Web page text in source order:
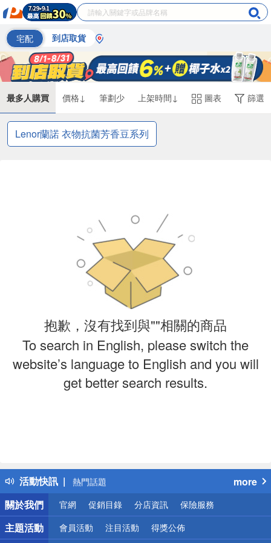
宅配 到店取貨
最多人購買 價格↓ 筆劃少 上架時間↓ 圖表 篩選
Lenor蘭諾 衣物抗菌芳香豆系列
抱歉，沒有找到與""相關的商品
To search in English, please switch the
website’s language to English and you will
get better search results.
活動快訊
得獎公告
熱門話題
銀行優惠
偏遠地區配送
詐騙網頁！請小心！
more
關於我們
官網 促銷目錄 分店資訊 保險服務
主題活動 會員活動 注目活動 得獎公佈